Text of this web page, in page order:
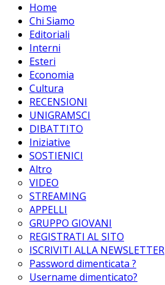
Home
Chi Siamo
Editoriali
Interni
Esteri
Economia
Cultura
RECENSIONI
UNIGRAMSCI
DIBATTITO
Iniziative
SOSTIENICI
Altro
VIDEO
STREAMING
APPELLI
GRUPPO GIOVANI
REGISTRATI AL SITO
ISCRIVITI ALLA NEWSLETTER
Password dimenticata ?
Username dimenticato?